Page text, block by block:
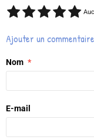
Ajouter un commentaire
Nom
E-mail